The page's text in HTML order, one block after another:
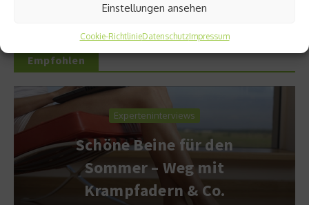
Einstellungen ansehen
Cookie-RichtlinieDatenschutzImpressum
Empfohlen
Experteninterviews
Schöne Beine für den
Sommer – Weg mit
Krampfadern & Co.